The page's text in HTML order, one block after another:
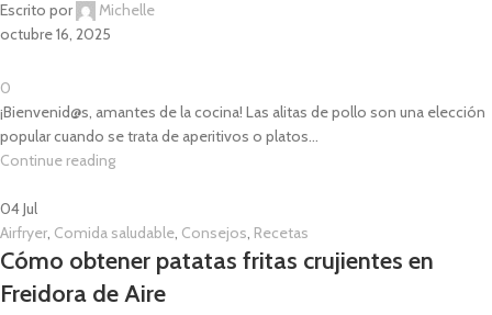
Escrito por
Michelle
octubre 16, 2025
0
¡Bienvenid@s, amantes de la cocina! Las alitas de pollo son una elección
popular cuando se trata de aperitivos o platos...
Continue reading
04Jul
Airfryer Comida saludable Consejos Recetas
Cómo obtener patatas fritas crujientes en
Freidora de Aire